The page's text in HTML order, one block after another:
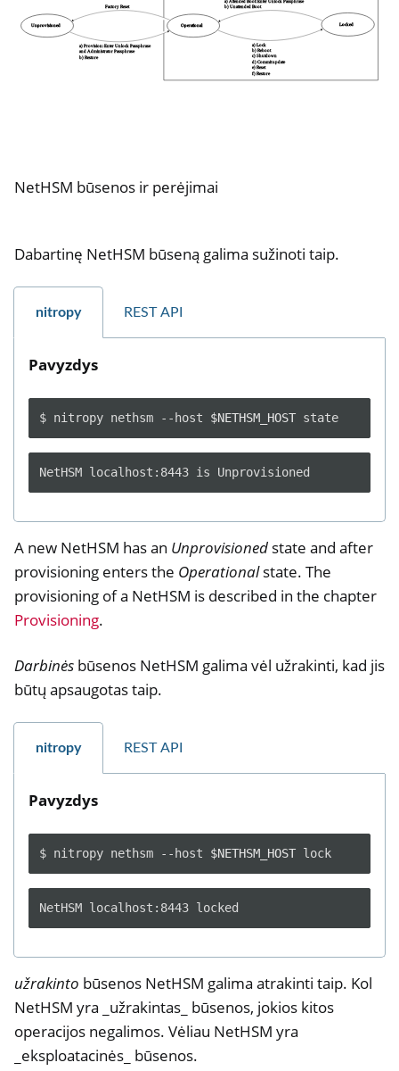
NetHSM būsenos ir perėjimai
Dabartinę NetHSM būseną galima sužinoti taip.
nitropy REST API
Pavyzdys
$ nitropy nethsm --host $NETHSM_HOST
A new NetHSM has an Unprovisioned state and after
provisioning enters the Operationalstate. The
provisioning of a NetHSM is described in the chapter
Provisioning.
Darbinės būsenos NetHSM galima vėl užrakinti, kad jis
būtų apsaugotas taip.
nitropy REST API
Pavyzdys
$ nitropy nethsm --host $NETHSM_HOST
užrakinto būsenos NetHSM galima atrakinti taip. Kol
NetHSM yra _užrakintas_ būsenos, jokios kitos
operacijos negalimos. Vėliau NetHSM yra
_eksploatacinės_ būsenos.